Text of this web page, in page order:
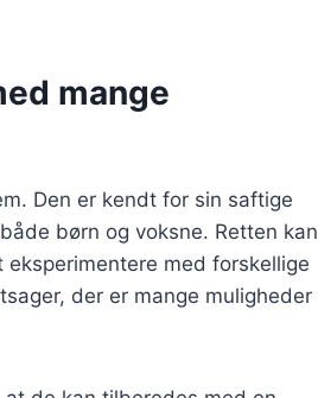
mange
Den er kendt for sin saftige
børn og voksne. Retten kan
med forskellige
der er mange muligheder